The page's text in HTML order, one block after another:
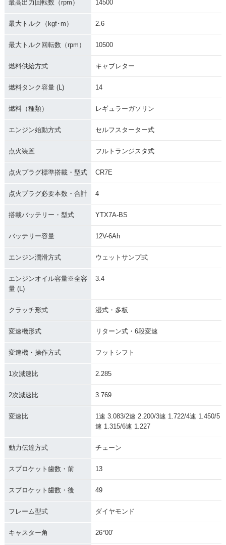
最高出力回転数（rpm） 14500
最大トルク（kgf･m） 2.6
最大トルク回転数（rpm） 10500
燃料供給方式 キャブレター
燃料タンク容量 (L) 14
燃料（種類） レギュラーガソリン
エンジン始動方式 セルフスターター式
点火装置 フルトランジスタ式
点火プラグ標準搭載・型式 CR7E
点火プラグ必要本数・合計 4
搭載バッテリー・型式 YTX7A-BS
バッテリー容量 12V-6Ah
エンジン潤滑方式 ウェットサンプ式
エンジンオイル容量※全容
量 (L)
3.4
クラッチ形式 湿式・多板
変速機形式 リターン式・6段変速
変速機・操作方式 フットシフト
1次減速比 2.285
2次減速比 3.769
変速比
1速 3.083/2速 2.200/3速 1.722/4速 1.450/5
速 1.315/6速 1.227
動力伝達方式 チェーン
スプロケット歯数・前 13
スプロケット歯数・後 49
フレーム型式 ダイヤモンド
キャスター角 26°00′